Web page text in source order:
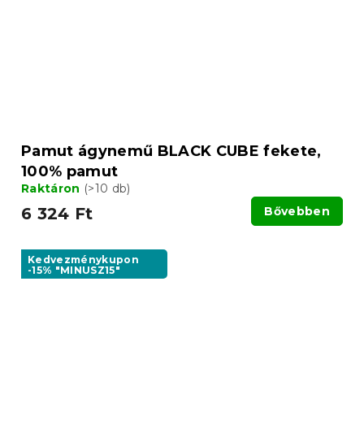
Pamut ágynemű BLACK CUBE fekete,
100% pamut
Raktáron (>10 db)
6 324 Ft Bővebben
Kedvezménykupon
-15% "MINUSZ15"